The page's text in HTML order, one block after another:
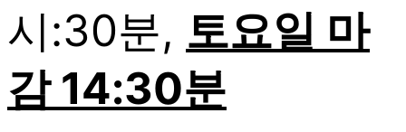
시:30분, 토요일 마
감 14:30분